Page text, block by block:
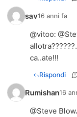
sav16 anni fa
@vitoo: @
ca..ate!!!
Rispondi
Rumishan16
@Steve